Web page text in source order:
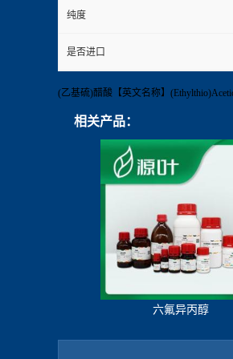
纯度
是否进口
(乙基硫)醋酸【英文名称】
相关产品：
六氟异丙醇